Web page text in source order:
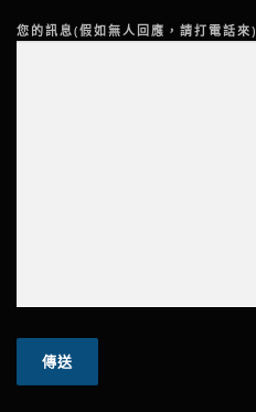
您的訊息(假如無人回應，請打電話來)